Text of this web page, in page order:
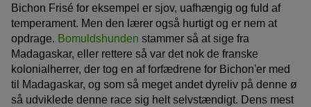
Bichon Frisé for eksempel er sjov, uafhængig og fuld af
temperament. Men den lærer også hurtigt og er nem at
opdrage. Bomuldshunden stammer så at sige fra
Madagaskar, eller rettere så var det nok de franske
kolonialherrer, der tog en af forfædrene for Bichon'er med
til Madagaskar, og som så meget andet dyreliv på denne ø
så udviklede denne race sig helt selvstændigt. Dens mest